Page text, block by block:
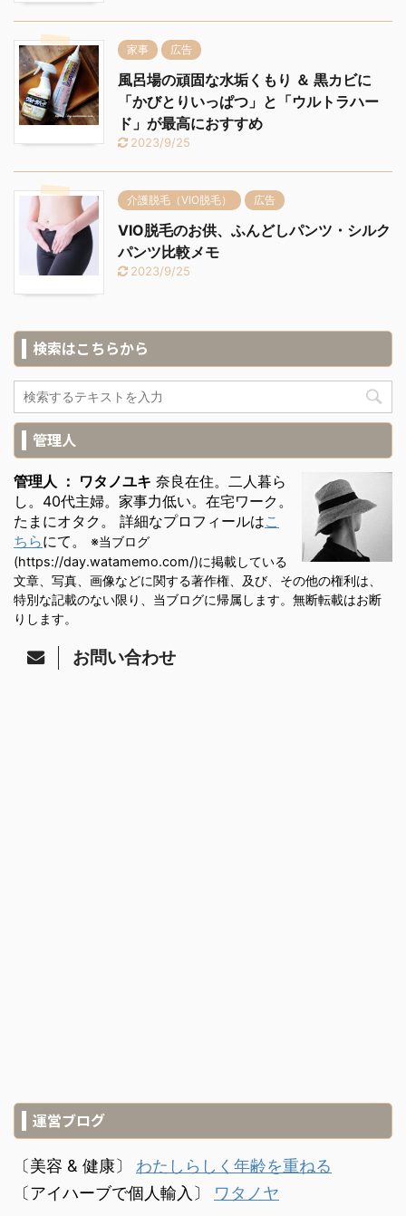
家事 広告
風呂場の頑固な水垢くもり ＆ 黒カビに
「かびとりいっぱつ」と「ウルトラハー
ド」が最高におすすめ
2023/9/25
介護脱毛（VIO脱毛） 広告
VIO脱毛のお供、ふんどしパンツ・シルク
パンツ比較メモ
2023/9/25
検索はこちらから
管理人
管理人 ： ワタノユキ 奈良在住。二人暮ら
し。40代主婦。家事力低い。在宅ワーク。
たまにオタク。 詳細なプロフィールはこ
ちらにて。 ※当ブログ
(https://day.watamemo.com/)に掲載している
文章、写真、画像などに関する著作権、及び、その他の権利は、
特別な記載のない限り、当ブログに帰属します。無断転載はお断
りします。
お問い合わせ
運営ブログ
〔美容 & 健康〕 わたしらしく年齢を重ねる
〔アイハーブで個人輸入〕 ワタノヤ